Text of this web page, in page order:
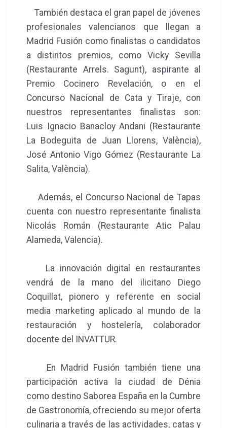
También destaca el gran papel de jóvenes
profesionales valencianos que llegan a
Madrid Fusión como finalistas o candidatos
a distintos premios, como Vicky Sevilla
(Restaurante Arrels. Sagunt), aspirante al
Premio Cocinero Revelación, o en el
Concurso Nacional de Cata y Tiraje, con
nuestros representantes finalistas son:
Luis Ignacio Banacloy Andani (Restaurante
La Bodeguita de Juan Llorens, València),
José Antonio Vigo Gómez (Restaurante La
Salita, València).
Además, el Concurso Nacional de Tapas
cuenta con nuestro representante finalista
Nicolás Román (Restaurante Atic Palau
Alameda, Valencia).
La innovación digital en restaurantes
vendrá de la mano del ilicitano Diego
Coquillat, pionero y referente en social
media marketing aplicado al mundo de la
restauración y hostelería, colaborador
docente del INVATTUR.
En Madrid Fusión también tiene una
participación activa la ciudad de Dénia
como destino Saborea España en la Cumbre
de Gastronomía, ofreciendo su mejor oferta
culinaria a través de las actividades, catas y